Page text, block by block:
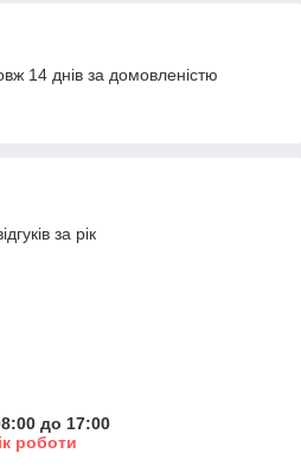
14 днів за домовленістю
за рік
до 17:00
роботи